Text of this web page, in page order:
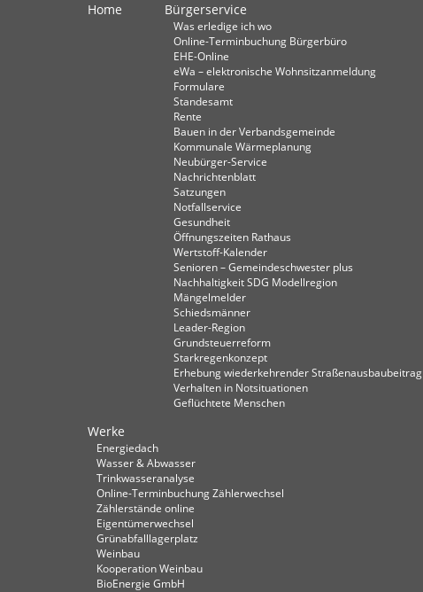
Home Bürgerservice
Was erledige ich wo
Online-Terminbuchung Bürgerbüro
EHE-Online
eWa – elektronische Wohnsitzanmeldung
Formulare
Standesamt
Rente
Bauen in der Verbandsgemeinde
Kommunale Wärmeplanung
Neubürger-Service
Nachrichtenblatt
Satzungen
Notfallservice
Gesundheit
Öffnungszeiten Rathaus
Wertstoff-Kalender
Senioren – Gemeindeschwester plus
Nachhaltigkeit SDG Modellregion
Mängelmelder
Schiedsmänner
Leader-Region
Grundsteuerreform
Starkregenkonzept
Erhebung wiederkehrender Straßenausbaubeitrag
Verhalten in Not­situationen
Geflüchtete Menschen
Werke
Energiedach
Wasser & Abwasser
Trinkwasseranalyse
Online-Terminbuchung Zählerwechsel
Zählerstände online
Eigentümerwechsel
Grünabfalllagerplatz
Weinbau
Kooperation Weinbau
BioEnergie GmbH